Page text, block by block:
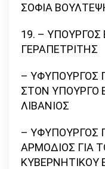
ΣΟΦΙΑ
19. – ΥΠΟΥΡΓΟΣ
ΓΕΡΑΠΕΤΡΙΤΗΣ
– ΥΦΥΠΟΥΡΓΟΣ
ΣΤΟΝ ΥΠΟΥΡΓΟ
ΛΙΒΑΝΙΟΣ
– ΥΦΥΠΟΥΡΓΟΣ
ΑΡΜΟΔΙΟΣ ΓΙΑ
ΚΥΒΕΡΝΗΤΙΚΟΥ